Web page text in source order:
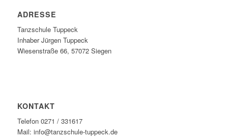
ADRESSE
Tanzschule Tuppeck
Inhaber Jürgen Tuppeck
Wiesenstraße 66, 57072 Siegen
KONTAKT
Telefon 0271 / 331617
Mail: info@tanzschule-tuppeck.de